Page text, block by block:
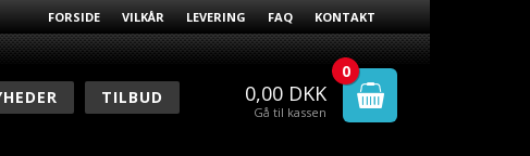
FORSIDE VILKÅR LEVERING FAQ KONTAKT
0
0,00 DKK
Gå til kassen
TILBUD